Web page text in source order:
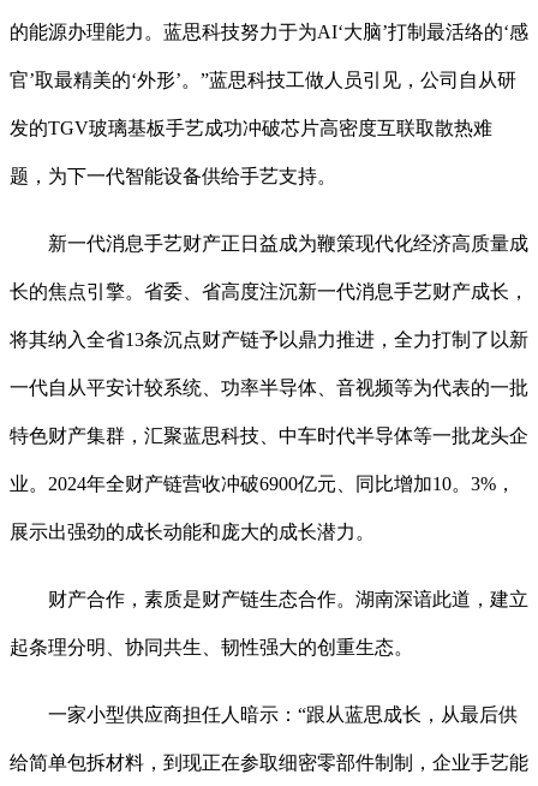
的能源办理能力。蓝思科技努力于为AI‘大脑’打制最活络的‘感
官’取最精美的‘外形’。”蓝思科技工做人员引见，公司自从研
发的TGV玻璃基板手艺成功冲破芯片高密度互联取散热难
题，为下一代智能设备供给手艺支持。
新一代消息手艺财产正日益成为鞭策现代化经济高质量成
长的焦点引擎。省委、省高度注沉新一代消息手艺财产成长，
将其纳入全省13条沉点财产链予以鼎力推进，全力打制了以新
一代自从平安计较系统、功率半导体、音视频等为代表的一批
特色财产集群，汇聚蓝思科技、中车时代半导体等一批龙头企
业。2024年全财产链营收冲破6900亿元、同比增加10。3%，
展示出强劲的成长动能和庞大的成长潜力。
财产合作，素质是财产链生态合作。湖南深谙此道，建立
起条理分明、协同共生、韧性强大的创重生态。
一家小型供应商担任人暗示：“跟从蓝思成长，从最后供
给简单包拆材料，到现正在参取细密零部件制制，企业手艺能